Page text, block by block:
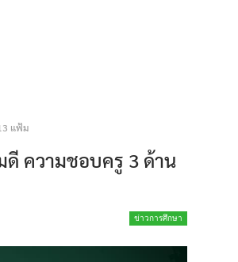
แฟ้ม
ดี ความชอบครู 3 ด้าน
ข่าวการศึกษา